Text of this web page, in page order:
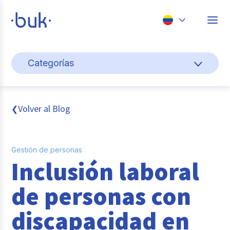
Perú
Categorías
Cultura y bienestar laboral
Gestión de personas
Pago de nómina
Buk
Transformación digital
Tendencias y Data
❮Volver al Blog
Gestión de personas
Inclusión laboral
de personas con
discapacidad en